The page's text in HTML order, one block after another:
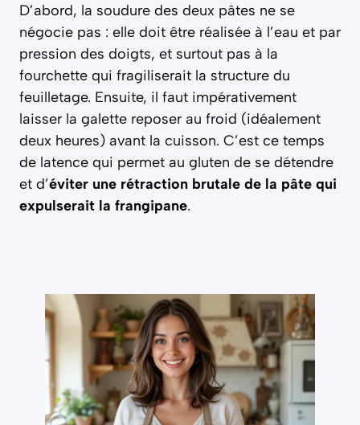
D’abord, la soudure des deux pâtes ne se
négocie pas : elle doit être réalisée à l’eau et par
pression des doigts, et surtout pas à la
fourchette qui fragiliserait la structure du
feuilletage. Ensuite, il faut impérativement
laisser la galette reposer au froid (idéalement
deux heures) avant la cuisson. C’est ce temps
de latence qui permet au gluten de se détendre
et d’éviter une rétraction brutale de la pâte qui
expulserait la frangipane.